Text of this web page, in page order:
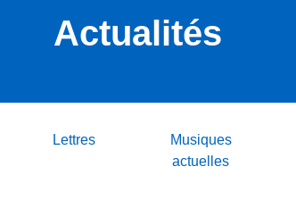
Actualités
Lettres
Musiques
actuelles